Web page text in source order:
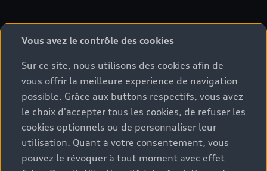
Vous avez le contrôle des cookies
Sur ce site, nous utilisons des cookies afin de
vous offrir la meilleure experience de navigation
possible. Grâce aux buttons respectifs, vous avez
le choix d'accepter tous les cookies, de refuser les
cookies optionnels ou de personnaliser leur
utilisation. Quant à votre consentement, vous
pouvez le révoquer à tout moment avec effet